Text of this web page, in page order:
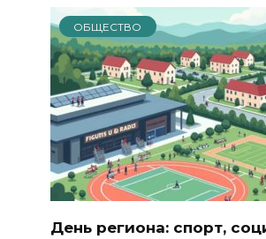
ОБЩЕСТВО
День региона: спорт,